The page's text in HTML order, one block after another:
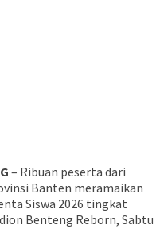
– Ribuan peserta dari
Banten meramaikan
Siswa 2026 tingkat
Benteng Reborn, Sabtu